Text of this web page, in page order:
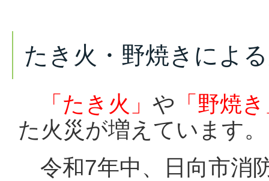
たき火・野焼きによ
「たき火」 や 「野焼
た火災が増えています。
令和7年中、日向市消